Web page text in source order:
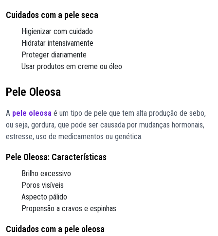
Cuidados com a pele seca
Higienizar com cuidado
Hidratar intensivamente
Proteger diariamente
Usar produtos em creme ou óleo
Pele Oleosa
A pele oleosa é um tipo de pele que tem alta produção de sebo,
ou seja, gordura, que pode ser causada por mudanças hormonais,
estresse, uso de medicamentos ou genética.
Pele Oleosa: Características
Brilho excessivo
Poros visíveis
Aspecto pálido
Propensão a cravos e espinhas
Cuidados com a pele oleosa